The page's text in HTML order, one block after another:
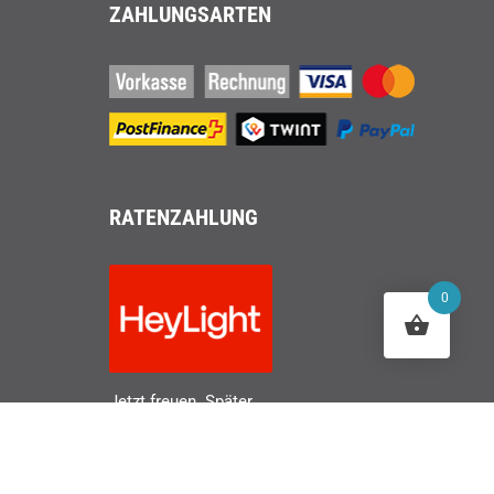
ZAHLUNGSARTEN
RATENZAHLUNG
Jetzt freuen. Später
0